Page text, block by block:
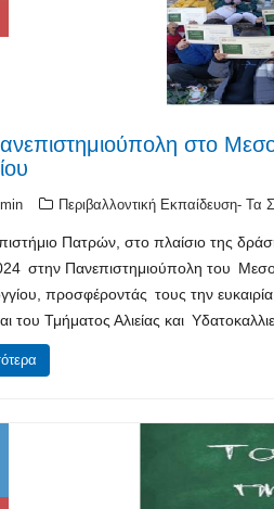
στο
Περιβαλλοντική Εκπαίδευση- Τα
Πατρών, στο πλαίσιο της
στην Πανεπιστημιούπολη του
προσφέροντάς τους την
του Τμήματος Αλιείας και